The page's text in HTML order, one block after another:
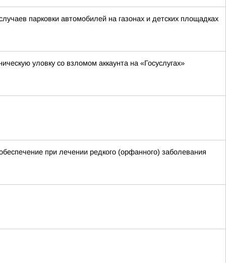
парковки автомобилей на газонах и детских площадках
уловку со взломом аккаунта на «Госуслугах»
при лечении редкого (орфанного) заболевания